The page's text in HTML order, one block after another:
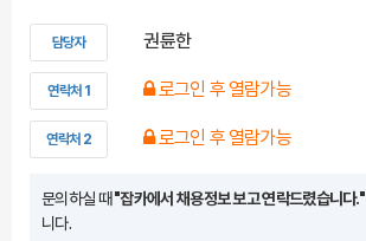
담당자 권륜한
연락처 1 로그인 후 열람가능
연락처 2 로그인 후 열람가능
문의하실 때"잡카에서 채용정보 보고 연락드렸습니다."
니다.